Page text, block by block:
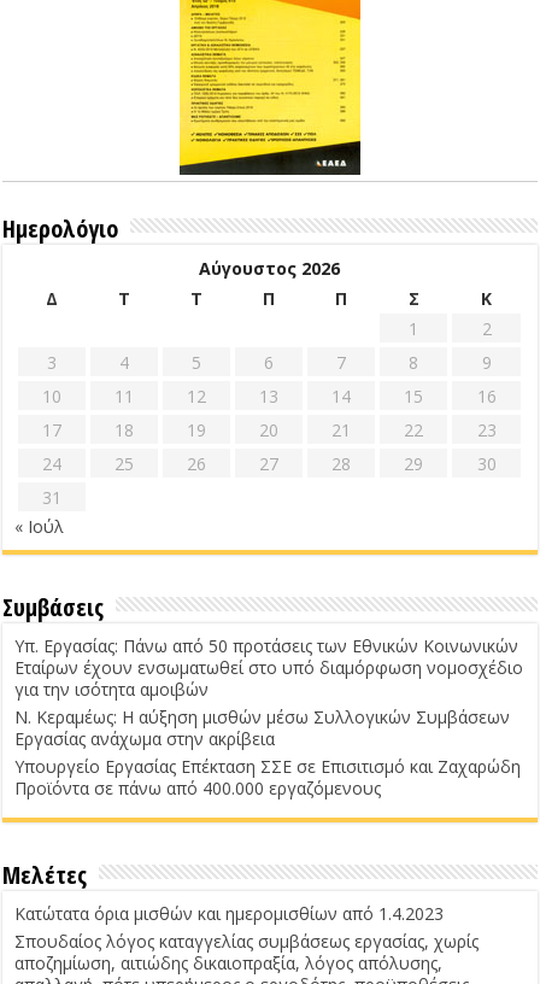
Ημερολόγιο
Αύγουστος 2026
Δ
Τ Τ Π Π Σ
Κ
1
2
3
4 5 6 7 8
9
10
11 12 13 14 15
16
17
18 19 20 21 22
23
24
25 26 27 28 29
30
31
« Ιούλ
Συμβάσεις
Υπ. Εργασίας: Πάνω από 50 προτάσεις των Εθνικών Κοινωνικών
Εταίρων έχουν ενσωματωθεί στο υπό διαμόρφωση νομοσχέδιο
για την ισότητα αμοιβών
Ν. Κεραμέως: Η αύξηση μισθών μέσω Συλλογικών Συμβάσεων
Εργασίας ανάχωμα στην ακρίβεια
Υπουργείο Εργασίας Επέκταση ΣΣΕ σε Επισιτισμό και Ζαχαρώδη
Προϊόντα σε πάνω από 400.000 εργαζόμενους
Μελέτες
Κατώτατα όρια μισθών και ημερομισθίων από 1.4.2023
Σπουδαίος λόγος καταγγελίας συμβάσεως εργασίας, χωρίς
αποζημίωση, αιτιώδης δικαιοπραξία, λόγος απόλυσης,